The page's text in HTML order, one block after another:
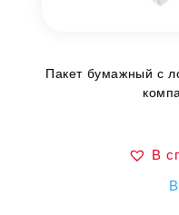
Пакет бумажный с
В